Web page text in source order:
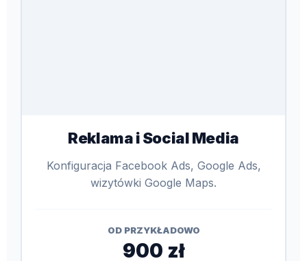
Reklama i Social Media
Konfiguracja Facebook Ads, Google Ads,
wizytówki Google Maps.
OD PRZYKŁADOWO
900 zł